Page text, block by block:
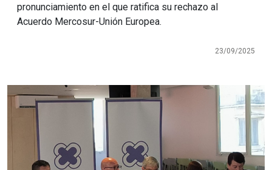
pronunciamiento en el que ratifica su rechazo al
Acuerdo Mercosur-Unión Europea.
23/09/2025
Imagen